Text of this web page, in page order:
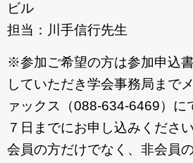
ビル
担当：川手信行先生
※参加ご希望の方は参加申込
していただき学会事務局まで
ァックス（088-634-6469）に
７日までにお申し込みください
会員の方だけでなく、非会員